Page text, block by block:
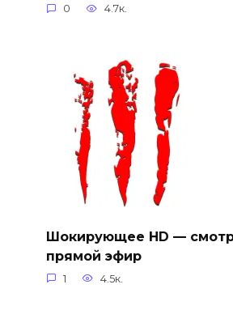
0 4.7к.
Шокирующее HD —
прямой эфир
1 4.5к.